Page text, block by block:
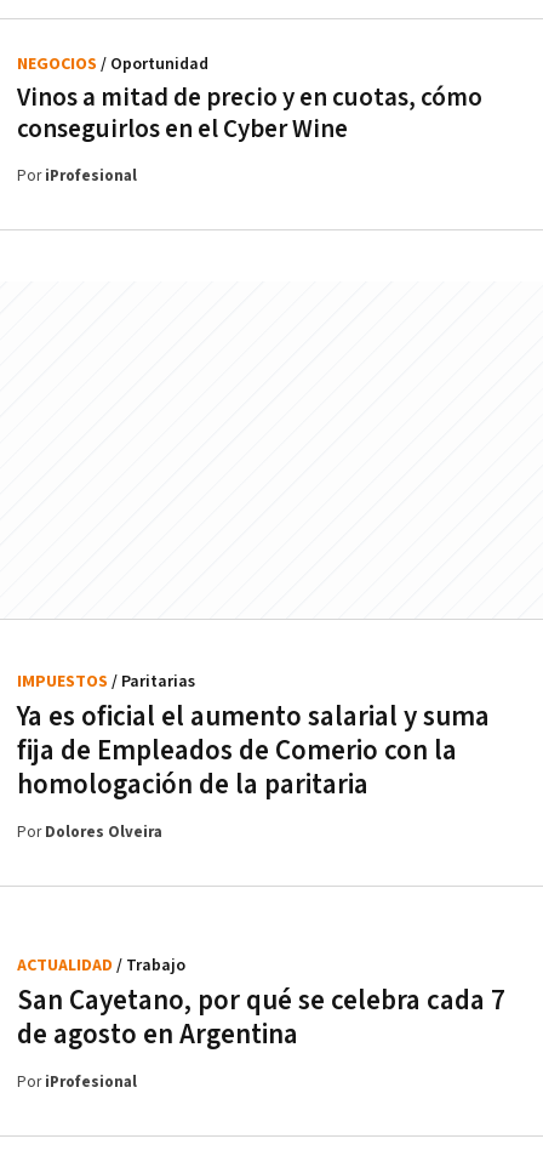
Vinos a mitad de precio y en cuotas, cómo
conseguirlos en el Cyber Wine
NEGOCIOS / Oportunidad
PoriProfesional
Ya es oficial el aumento salarial y suma
fija de Empleados de Comerio con la
homologación de la paritaria
IMPUESTOS / Paritarias
PorDolores Olveira
San Cayetano, por qué se celebra cada 7
de agosto en Argentina
ACTUALIDAD / Trabajo
PoriProfesional